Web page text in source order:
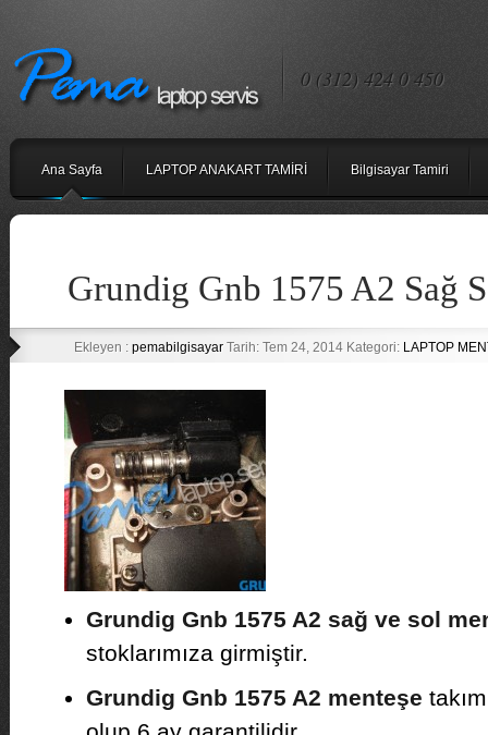
0 (312) 424 0 450
Ana Sayfa LAPTOP ANAKART TAMİRİ Bilgisayar Tamiri
Grundig Gnb 1575 A2 Sağ
Ekleyen : pemabilgisayarTarih: Tem 24, 2014 Kategori: LAPTOP
Grundig Gnb 1575 A2 sağ ve sol
stoklarımıza girmiştir.
Grundig Gnb 1575 A2 menteşe